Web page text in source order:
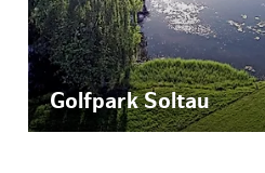
Golfpark Soltau